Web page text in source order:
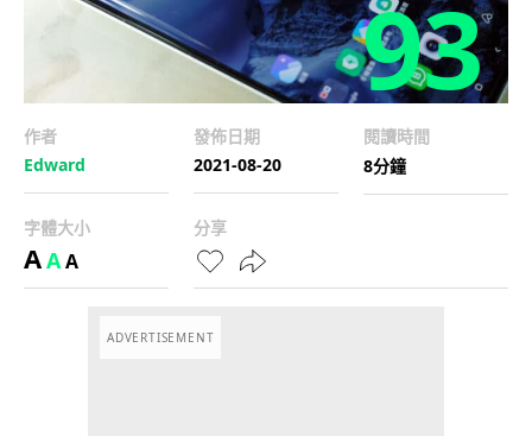
93
作者
Edward
發佈日期
2021-08-20
閱讀時間
8分鐘
字體大小
AAA
分享
ADVERTISEMENT